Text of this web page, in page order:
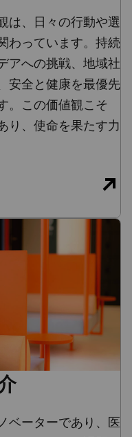
は、日々の行動や選
わっています。持続
アへの挑戦、地域社
全と健康を最優先
。この価値観こそ
り、使命を果たす力
ベーターであり、医